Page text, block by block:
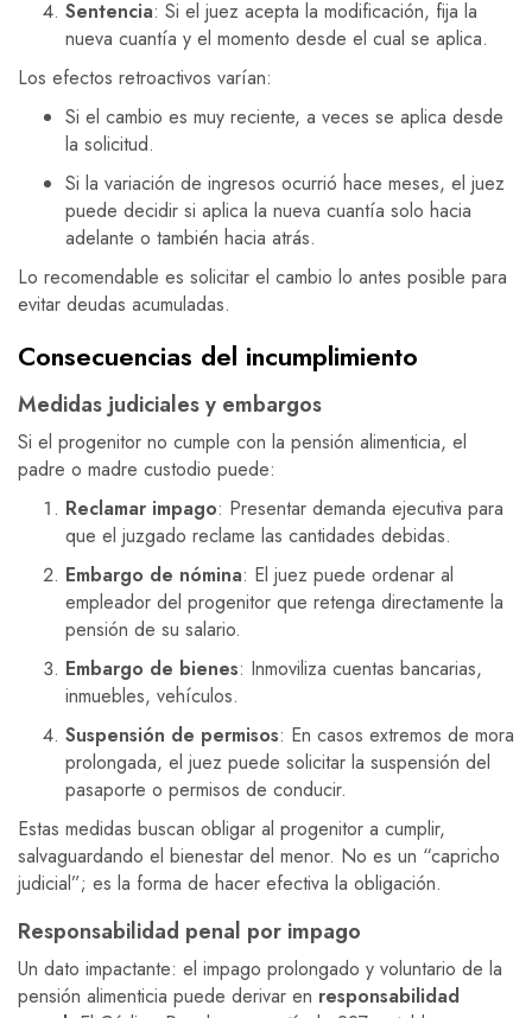
Sentencia: Si el juez acepta la modificación, fija la
nueva cuantía y el momento desde el cual se aplica.
Los efectos retroactivos varían:
Si el cambio es muy reciente, a veces se aplica desde
la solicitud.
Si la variación de ingresos ocurrió hace meses, el juez
puede decidir si aplica la nueva cuantía solo hacia
adelante o también hacia atrás.
Lo recomendable es solicitar el cambio lo antes posible para
evitar deudas acumuladas.
Consecuencias del incumplimiento
Medidas judiciales y embargos
Si el progenitor no cumple con la pensión alimenticia, el
padre o madre custodio puede:
Reclamar impago: Presentar demanda ejecutiva para
que el juzgado reclame las cantidades debidas.
Embargo de nómina: El juez puede ordenar al
empleador del progenitor que retenga directamente la
pensión de su salario.
Embargo de bienes: Inmoviliza cuentas bancarias,
inmuebles, vehículos.
Suspensión de permisos: En casos extremos de mora
prolongada, el juez puede solicitar la suspensión del
pasaporte o permisos de conducir.
Estas medidas buscan obligar al progenitor a cumplir,
salvaguardando el bienestar del menor. No es un “capricho
judicial”; es la forma de hacer efectiva la obligación.
Responsabilidad penal por impago
Un dato impactante: el impago prolongado y voluntario de la
pensión alimenticia puede derivar en responsabilidad